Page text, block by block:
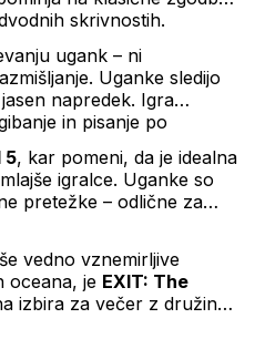
skrivnostih.
ugank – ni
Uganke sledijo
napredek. Igra
in pisanje po
5, kar pomeni, da je idealna
igralce. Uganke so
pretežke – odlične za
vedno vznemirljive
oceana, je EXIT: The
izbira za večer z družino